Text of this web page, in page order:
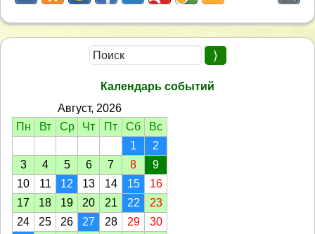
Календарь событий
Август, 2026
Пн
Вт Ср Чт Пт Сб
Вс
1
2
3
4 5 6 7 8
9
10
11 12 13 14 15
16
17
18 19 20 21 22
23
24
25 26 27 28 29
30